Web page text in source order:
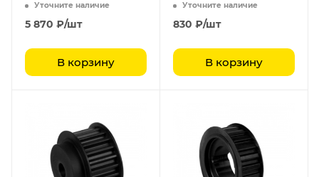
Уточните наличие
5 870 ₽/шт
В корзину
Уточните наличие
830 ₽/шт
В корзину